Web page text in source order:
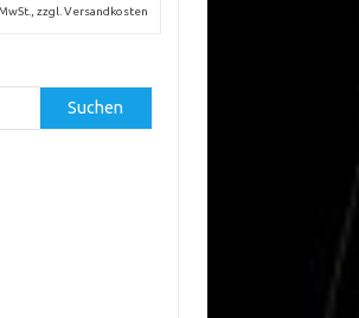
zzgl. Versandkosten
Suchen